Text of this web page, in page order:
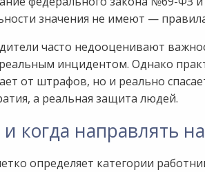
значения не имеют —
часто недооценивают
инцидентом. Однако
от штрафов, но и реально
а реальная защита людей.
и когда направлять
определяет категории